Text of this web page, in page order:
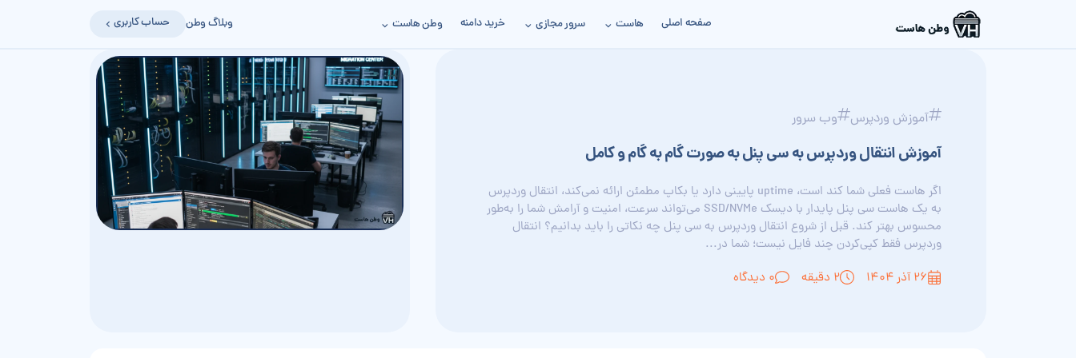
صفحه اصلی هاست سرور مجازی خرید دامنه وطن هاست وبلاگ وطن حساب کاربری
آموزش وردپرس وب سرور
آموزش انتقال وردپرس به سی پنل به صورت گام به گام و کامل
اگر هاست فعلی شما کند است، uptime پایینی دارد یا بکاپ مطمئن ارائه نمی‌کند، انتقال وردپرس
به یک هاست سی پنل پایدار با دیسک SSD/NVMe می‌تواند سرعت، امنیت و آرامش شما را به‌طور
محسوس بهتر کند. قبل از شروع انتقال وردپرس به سی پنل چه نکاتی را باید بدانیم؟ انتقال
وردپرس فقط کپی‌کردن چند فایل نیست؛ شما در...
۲۶ آذر ۱۴۰۴
2 دقیقه 0 دیدگاه